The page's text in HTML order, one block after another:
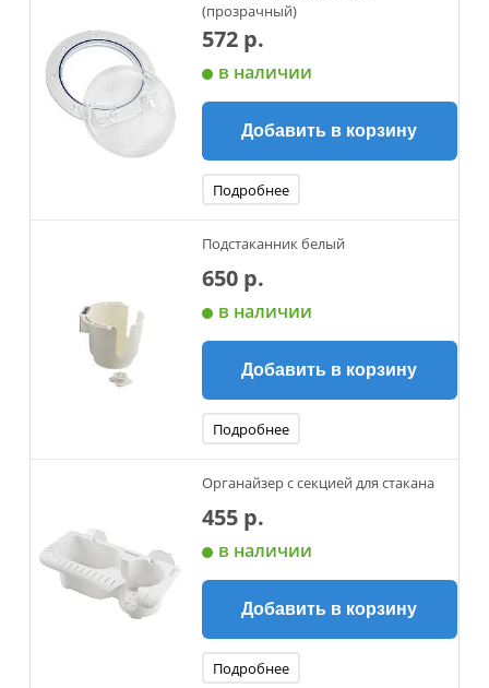
(прозрачный)
572 р.
в наличии
Добавить в корзину
Подробнее
Подстаканник белый
650 р.
в наличии
Добавить в корзину
Подробнее
Органайзер с секцией для стакана
455 р.
в наличии
Добавить в корзину
Подробнее